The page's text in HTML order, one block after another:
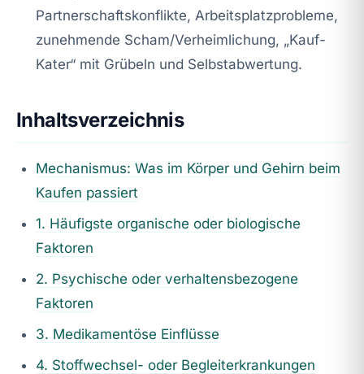
Partnerschaftskonflikte, Arbeitsplatzprobleme,
zunehmende Scham/Verheimlichung, „Kauf-
Kater“ mit Grübeln und Selbstabwertung.
Inhaltsverzeichnis
Mechanismus: Was im Körper und Gehirn beim
Kaufen passiert
1. Häufigste organische oder biologische
Faktoren
2. Psychische oder verhaltensbezogene
Faktoren
3. Medikamentöse Einflüsse
4. Stoffwechsel- oder Begleiterkrankungen